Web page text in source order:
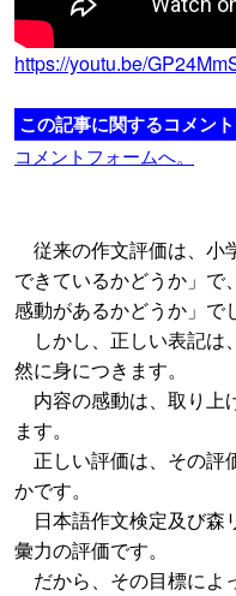
https://youtu.be/
この記事に関するコメント
コメントフォームへ。
従来の作文評価は、小
できているかどうか」で
感動があるかどうか」で
しかし、正しい表記は
然に身につきます。
内容の感動は、取り上
ます。
正しい評価は、その評
かです。
日本語作文検定及び森
彙力の評価です。
だから、その目標によ